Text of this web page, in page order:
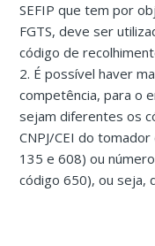
SEFIP que tem por
FGTS, deve ser
código de
2. É possível haver
competência, para o
sejam diferentes os
CNPJ/CEI do
135 e 608) ou
código 650), ou seja,